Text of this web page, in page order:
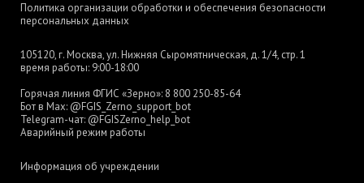
Политика организации обработки и обеспечения безопасности
персональных данных
105120, г. Москва, ул. Нижняя Сыромятническая, д. 1/4, стр. 1
время работы: 9:00-18:00
Горячая линия ФГИС «Зерно»: 8 800 250-85-64
Бот в Max: @FGIS_Zerno_support_bot
Telegram-чат: @FGISZerno_help_bot
Аварийный режим работы
Информация об учреждении